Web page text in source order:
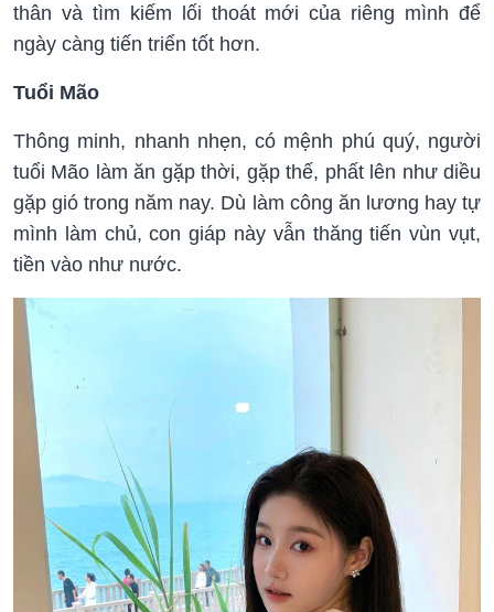
thân và tìm kiếm lối thoát mới của riêng mình để
ngày càng tiến triển tốt hơn.
Tuổi Mão
Thông minh, nhanh nhẹn, có mệnh phú quý, người
tuổi Mão làm ăn gặp thời, gặp thế, phất lên như diều
gặp gió trong năm nay. Dù làm công ăn lương hay tự
mình làm chủ, con giáp này vẫn thăng tiến vùn vụt,
tiền vào như nước.